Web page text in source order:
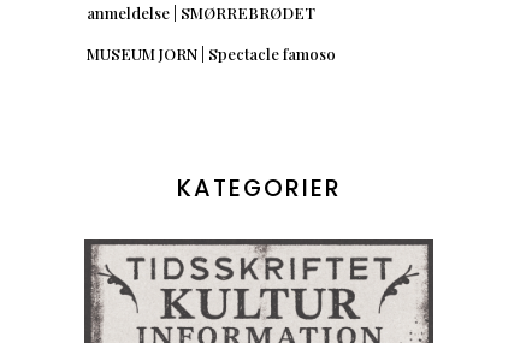
anmeldelse | SMØRREBRØDET
MUSEUM JORN | Spectacle famoso
KATEGORIER